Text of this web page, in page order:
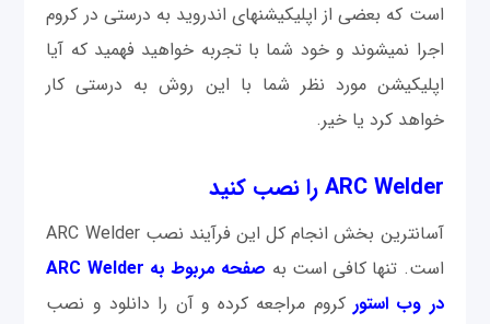
است که بعضی از اپلیکیشن‎های اندروید به درستی در کروم
اجرا نمی‎شوند و خود شما با تجربه خواهید فهمید که آیا
اپلیکیشن مورد نظر شما با این روش به درستی کار
خواهد کرد یا خیر.
ARC Welder را نصب کنید
آسان‎ترین بخش انجام کل این فرآيند نصب ARC Welder
است. تنها کافی است به
صفحه مربوط به ARC Welder
در وب استور کروم مراجعه کرده و آن را دانلود و نصب